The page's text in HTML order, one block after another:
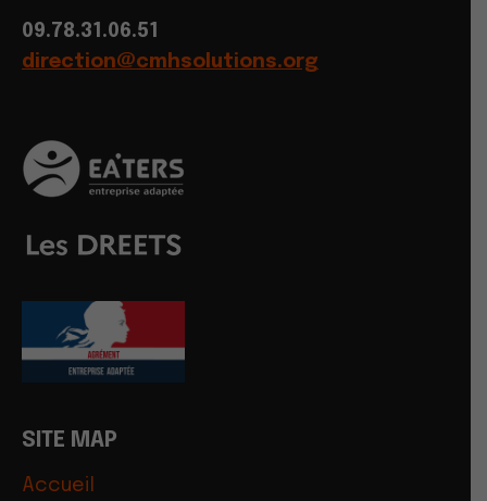
09.78.31.06.51
direction@cmhsolutions.org
SITE MAP
Accueil